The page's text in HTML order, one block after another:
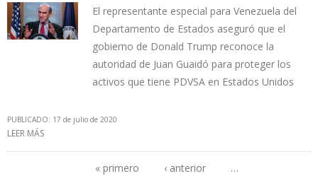
El representante especial para Venezuela del
Departamento de Estados aseguró que el
gobierno de Donald Trump reconoce la
autoridad de Juan Guaidó para proteger los
activos que tiene PDVSA en Estados Unidos
PUBLICADO: 17 de julio de 2020
LEER MÁS
« primero ‹ anterior
…